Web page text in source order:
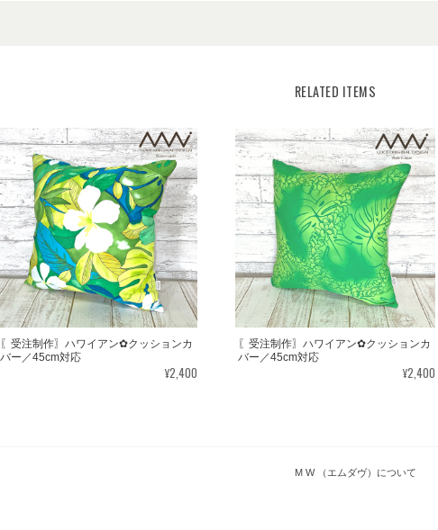
RELATED ITEMS
〖受注制作〗ハワイアン✿クッションカ
バー／45cm対応
¥2,400
〖受注制作〗ハワイアン✿クッションカ
バー／45cm対応
¥2,400
M W （エムダヴ）について